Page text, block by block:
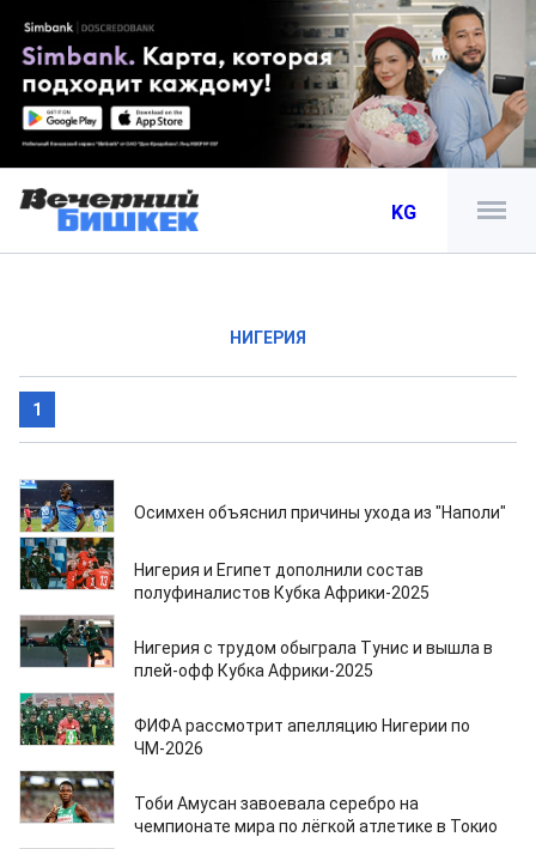
KG
НИГЕРИЯ
1
20.02.2026
Осимхен объяснил причины ухода из "Наполи"
12.01.2026
Нигерия и Египет дополнили состав
полуфиналистов Кубка Африки-2025
29.12.2025
Нигерия с трудом обыграла Тунис и вышла в
плей-офф Кубка Африки-2025
19.12.2025
ФИФА рассмотрит апелляцию Нигерии по
ЧМ-2026
17.09.2025
Тоби Амусан завоевала серебро на
чемпионате мира по лёгкой атлетике в Токио